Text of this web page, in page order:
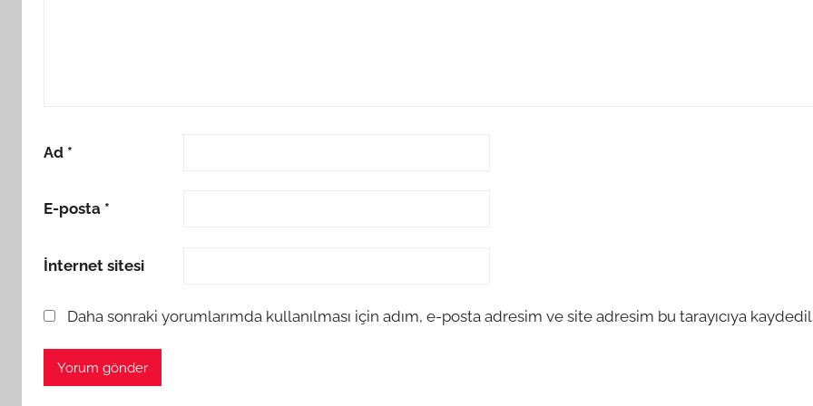
Ad *
E-posta *
İnternet sitesi
Daha sonraki yorumlarımda kullanılması için adım, e-posta adresim ve site adresim bu tarayıcıya